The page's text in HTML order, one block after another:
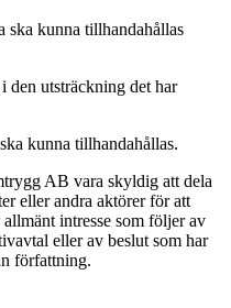
ska kunna tillhandahållas
den utsträckning det har
kunna tillhandahållas.
AB vara skyldig att dela
eller andra aktörer för att
intresse som följer av
eller av beslut som har
författning.